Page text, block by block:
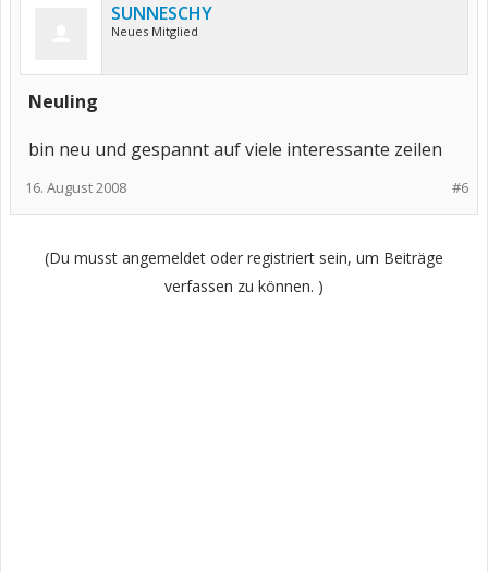
SUNNESCHY
Neues Mitglied
Neuling
bin neu und gespannt auf viele interessante zeilen
#6
16. August 2008
(Du musst angemeldet oder registriert sein, um Beiträge
verfassen zu können. )